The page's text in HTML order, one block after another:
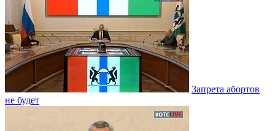
Запрета абортов
не будет